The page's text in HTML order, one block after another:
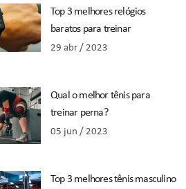
Top 3 melhores relógios
baratos para treinar
29 abr / 2023
Qual o melhor tênis para
treinar perna?
05 jun / 2023
Top 3 melhores tênis masculino